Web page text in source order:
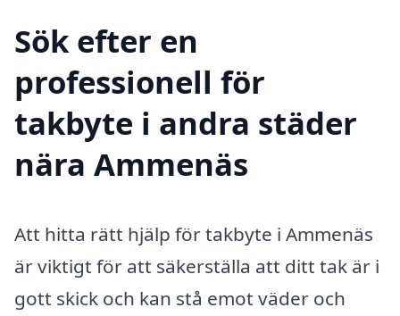
Sök efter en
professionell för
takbyte i andra städer
nära Ammenäs
Att hitta rätt hjälp för takbyte i Ammenäs
är viktigt för att säkerställa att ditt tak är i
gott skick och kan stå emot väder och